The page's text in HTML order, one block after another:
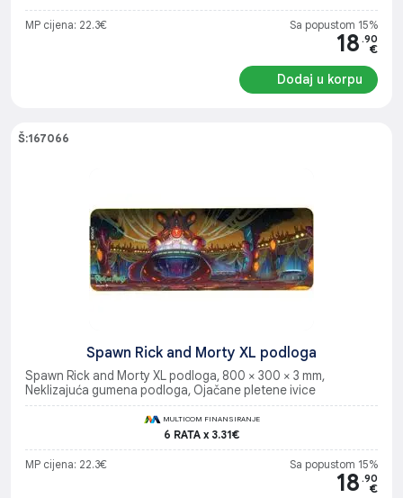
MP cijena: 22.3€ Sa popustom 15%
18 .90
€
Dodaj u korpu
Š:167066
Spawn Rick and Morty XL podloga
Spawn Rick and Morty XL podloga, 800 × 300 × 3 mm,
Neklizajuća gumena podloga, Ojačane pletene ivice
MULTICOM FINANSIRANJE
6 RATA x 3.31€
MP cijena: 22.3€ Sa popustom 15%
18 .90
€